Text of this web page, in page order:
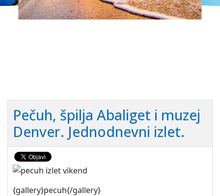
Pečuh, špilja Abaliget i muzej
Denver. Jednodnevni izlet.
{gallery}pecuh{/gallery}